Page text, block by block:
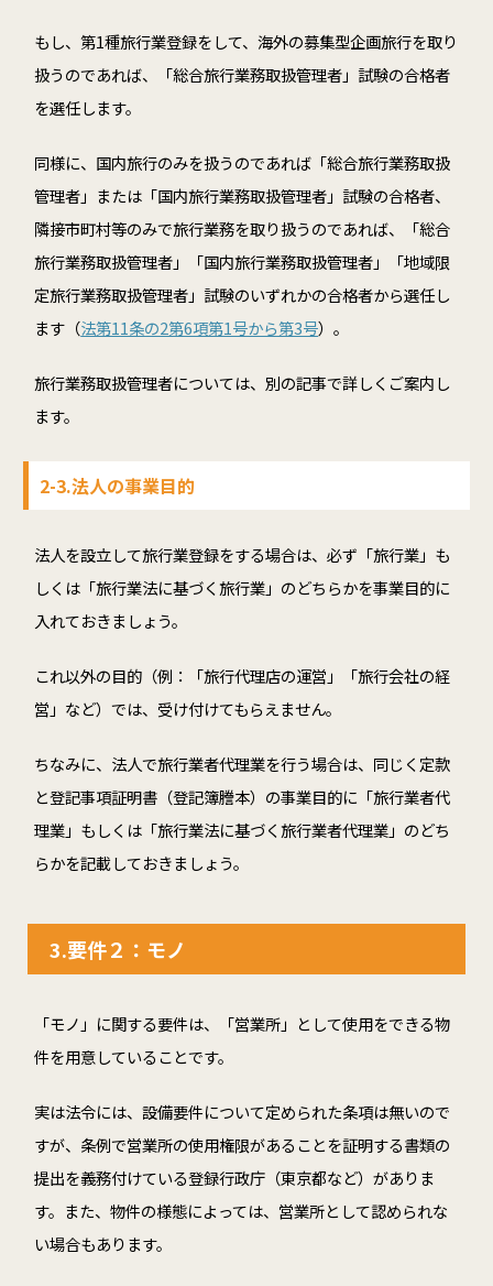
もし、第1種旅行業登録をして、海外の募集型企画旅行を取り
扱うのであれば、「総合旅行業務取扱管理者」試験の合格者
を選任します。
同様に、国内旅行のみを扱うのであれば「総合旅行業務取扱
管理者」または「国内旅行業務取扱管理者」試験の合格者、
隣接市町村等のみで旅行業務を取り扱うのであれば、「総合
旅行業務取扱管理者」「国内旅行業務取扱管理者」「地域限
定旅行業務取扱管理者」試験のいずれかの合格者から選任し
ます（法第11条の2第6項第1号から第3号）。
旅行業務取扱管理者については、別の記事で詳しくご案内し
ます。
2-3.法人の事業目的
法人を設立して旅行業登録をする場合は、必ず「旅行業」も
しくは「旅行業法に基づく旅行業」のどちらかを事業目的に
入れておきましょう。
これ以外の目的（例：「旅行代理店の運営」「旅行会社の経
営」など）では、受け付けてもらえません。
ちなみに、法人で旅行業者代理業を行う場合は、同じく定款
と登記事項証明書（登記簿謄本）の事業目的に「旅行業者代
理業」もしくは「旅行業法に基づく旅行業者代理業」のどち
らかを記載しておきましょう。
3.要件２：モノ
「モノ」に関する要件は、「営業所」として使用をできる物
件を用意していることです。
実は法令には、設備要件について定められた条項は無いので
すが、条例で営業所の使用権限があることを証明する書類の
提出を義務付けている登録行政庁（東京都など）がありま
す。また、物件の様態によっては、営業所として認められな
い場合もあります。